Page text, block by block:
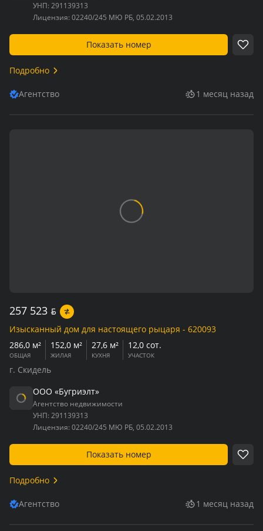
УНП: 291139313
Лицензия: 02240/245 МЮ РБ, 05.02.2013
Показать номер
Подробно
Агентство 1 месяц назад
257 523 BYN
Изысканный дом для настоящего рыцаря - 620093
286,0 м²
ОБЩАЯ
152,0 м²
ЖИЛАЯ
27,6 м²
КУХНЯ
12,0 сот.
УЧАСТОК
г. Скидель
ООО «Бугриэлт»
Агентство недвижимости
УНП: 291139313
Лицензия: 02240/245 МЮ РБ, 05.02.2013
Показать номер
Подробно
Агентство 1 месяц назад